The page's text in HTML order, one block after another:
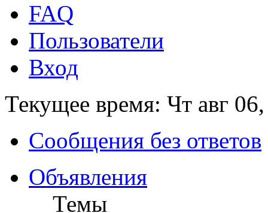
FAQ
Пользователи
Вход
Текущее время: Чт авг
Сообщения без ответов
Объявления
Темы